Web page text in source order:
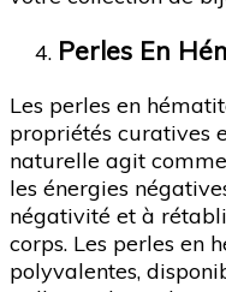
Perles En
Les perles en
propriétés curatives
naturelle agit
les énergies
négativité et à
corps. Les perles en
polyvalentes,